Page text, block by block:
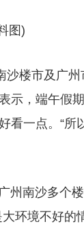
图)
楼市及广
示，端午假
看一点。“所
南沙多个楼
环境不好